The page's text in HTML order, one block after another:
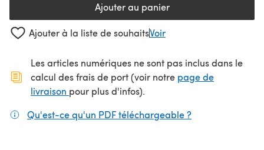
Ajouter au panier
Ajouter à la liste de souhaitsVoir
Les articles numériques ne sont pas inclus dans le
calcul des frais de port (voir notre page de
livraison (s'ouvre dans un nouvel onglet)
pour plus d'infos).
Qu'est-ce qu'un PDF téléchargeable ?